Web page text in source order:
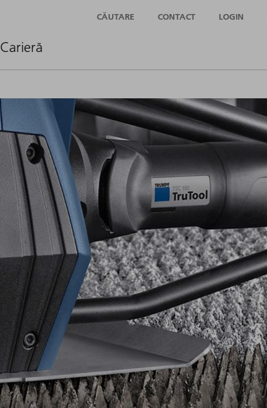
Carieră
CĂUTARE CONTACT LOGIN